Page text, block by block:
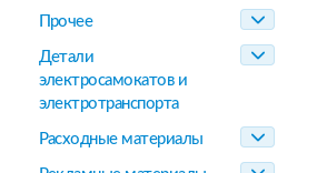
Прочее
Детали
электросамокатов и
электротранспорта
Расходные материалы